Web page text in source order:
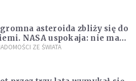
asteroida zbliży się do
NASA uspokaja: nie ma
ZE ŚWIATA